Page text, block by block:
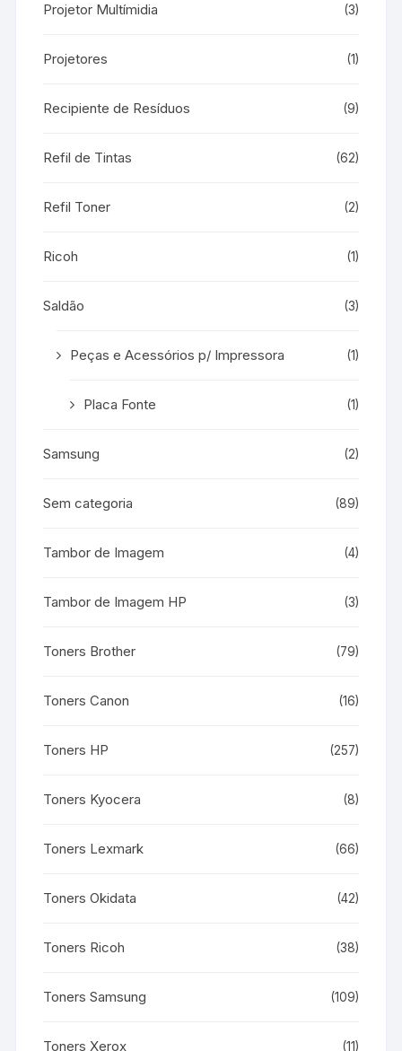
Projetor Multímidia (3)
Projetores (1)
Recipiente de Resíduos (9)
Refil de Tintas (62)
Refil Toner (2)
Ricoh (1)
Saldão (3)
Peças e Acessórios p/ Impressora (1)
Placa Fonte (1)
Samsung (2)
Sem categoria (89)
Tambor de Imagem (4)
Tambor de Imagem HP (3)
Toners Brother (79)
Toners Canon (16)
Toners HP (257)
Toners Kyocera (8)
Toners Lexmark (66)
Toners Okidata (42)
Toners Ricoh (38)
Toners Samsung (109)
Toners Xerox (11)